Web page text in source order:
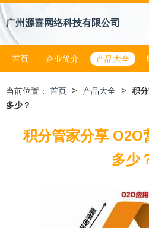
广州源喜网络科技有限公司
首页 企业简介 产品大全
当前位置： 首页 > 产品大全 > 积
多少？
积分管家分享 O2O
多少